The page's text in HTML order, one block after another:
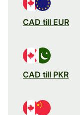
CAD till EUR
CAD till PKR